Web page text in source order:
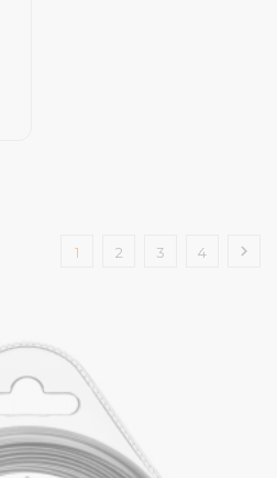
1 2 3 4 